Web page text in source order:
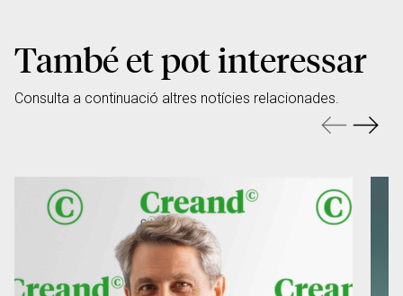
També et pot interessar
Consulta a continuació altres notícies relacionades.